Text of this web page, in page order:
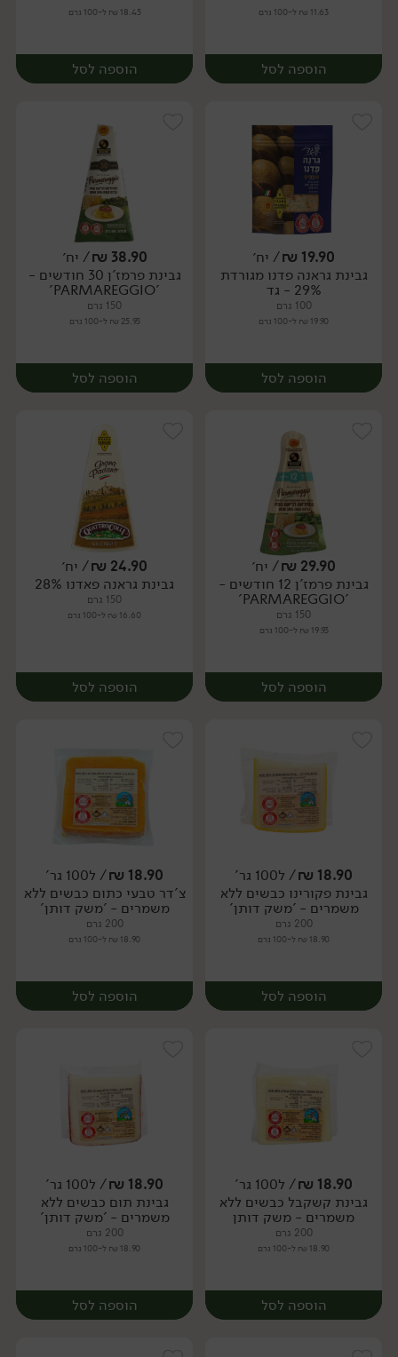
11.63 ₪ ל-100 גרם
הוספה לסל
יח׳
18.45 ₪ ל-100 גרם
הוספה לסל
יח׳
19.90
₪/ יח׳
גבינת גראנה פדנו מגורדת
29% - גד
100 גרם
19.90 ₪ ל-100 גרם
הוספה לסל
יח׳
38.90
₪/ יח׳
גבינת פרמז'ן 30 חודשים -
'PARMAREGGIO'
150 גרם
25.93 ₪ ל-100 גרם
הוספה לסל
יח׳
29.90
₪/ יח׳
גבינת פרמז'ן 12 חודשים -
'PARMAREGGIO'
150 גרם
19.93 ₪ ל-100 גרם
הוספה לסל
יח׳
24.90
₪/ יח׳
גבינת גראנה פאדנו 28%
150 גרם
16.60 ₪ ל-100 גרם
הוספה לסל
יח׳
18.90
₪/ ל100 גר'
גבינת פקורינו כבשים ללא
משמרים - 'משק דותן'
200 גרם
18.90 ₪ ל-100 גרם
הוספה לסל
יח׳
18.90
₪/ ל100 גר'
צ'דר טבעי כתום כבשים ללא
משמרים - 'משק דותן'
200 גרם
18.90 ₪ ל-100 גרם
הוספה לסל
יח׳
18.90
₪/ ל100 גר'
גבינת קשקבל כבשים ללא
משמרים - משק דותן
200 גרם
18.90 ₪ ל-100 גרם
הוספה לסל
18.90
₪/ ל100 גר'
גבינת תום כבשים ללא
משמרים - 'משק דותן'
200 גרם
18.90 ₪ ל-100 גרם
הוספה לסל